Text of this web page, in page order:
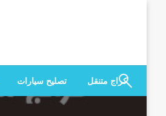
كراج متنقل
تصليح سيارات